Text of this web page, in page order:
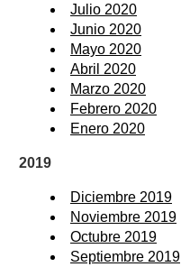
Julio 2020
Junio 2020
Mayo 2020
Abril 2020
Marzo 2020
Febrero 2020
Enero 2020
2019
Diciembre 2019
Noviembre 2019
Octubre 2019
Septiembre 2019